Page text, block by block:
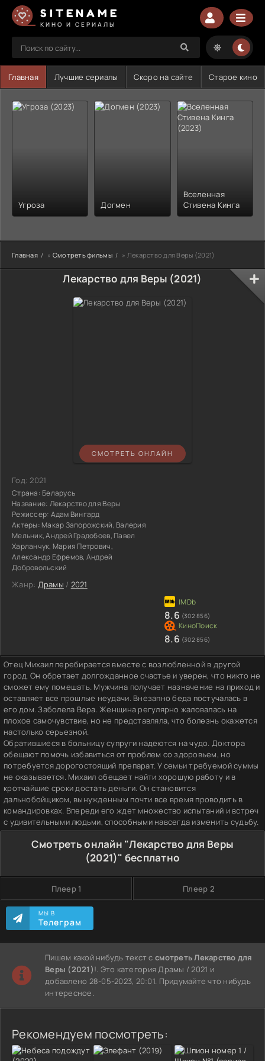
SITENAME
КИНО И СЕРИАЛЫ
Главная Лучшие сериалы Скоро на сайте Старое кино
Угроза Догмен
Вселенная
Стивена Кинга
Главная » Смотреть фильмы » Лекарство для Веры (2021)
Лекарство для Веры (2021)
СМОТРЕТЬ ОНЛАЙН
Год:2021
Страна: Беларусь
Название: Лекарство для Веры
Режиссер: Адам Вингард
Актеры: Макар Запорожский, Валерия
Мельник, Андрей Градобоев, Павел
Харланчук, Мария Петрович,
Александр Ефремов, Андрей
Добровольский
Жанр: Драмы / 2021
8.6 (302 856)
8.6 (302 856)
Отец Михаил перебирается вместе с возлюбленной в другой
город. Он обретает долгожданное счастье и уверен, что никто не
сможет ему помешать. Мужчина получает назначение на приход и
оставляет все прошлые неудачи. Внезапно беда постучалась в
его дом. Заболела Вера. Женщина регулярно жаловалась на
плохое самочувствие, но не представляла, что болезнь окажется
настолько серьезной.
Обратившиеся в больницу супруги надеются на чудо. Доктора
обещают помочь избавиться от проблем со здоровьем, но
потребуется дорогостоящий препарат. У семьи требуемой суммы
не оказывается. Михаил обещает найти хорошую работу и в
кротчайшие сроки достать деньги. Он становится
дальнобойщиком, вынужденным почти все время проводить в
командировках. Впереди его ждет множество испытаний и встреч
с удивительными людьми, способными навсегда изменить судьбу.
Смотреть онлайн "Лекарство для Веры
(2021)" бесплатно
Плеер 1 Плеер 2
МЫ В
Телеграм
Пишем какой нибудь текст ссмотреть Лекарство для
Веры (2021)!. Это категория Драмы / 2021 и
добавлено 28-05-2023, 20:01. Придумайте что нибудь
интересное.
Рекомендуем посмотреть: